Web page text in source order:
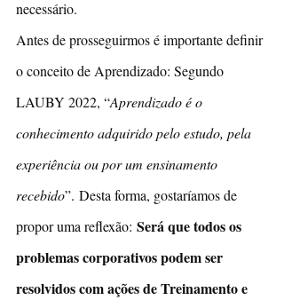
necessário.
Antes de prosseguirmos é importante definir
o conceito de Aprendizado: Segundo
LAUBY 2022, “Aprendizado é o
conhecimento adquirido pelo estudo, pela
experiência ou por um ensinamento
recebido”. Desta forma, gostaríamos de
propor uma reflexão: Será que todos os
problemas corporativos podem ser
resolvidos com ações de Treinamento e